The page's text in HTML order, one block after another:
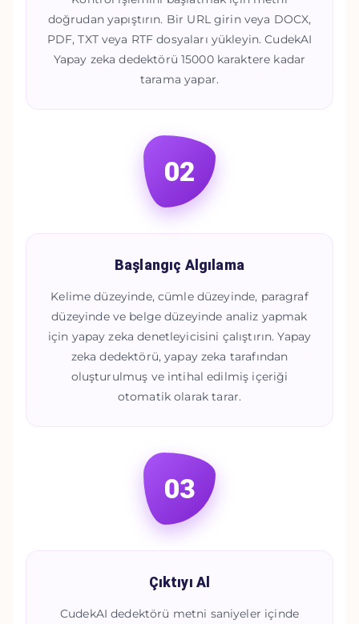
doğrudan yapıştırın. Bir URL girin veya DOCX,
PDF, TXT veya RTF dosyaları yükleyin. CudekAI
Yapay zeka dedektörü 15000 karaktere kadar
tarama yapar.
02
Başlangıç Algılama
Kelime düzeyinde, cümle düzeyinde, paragraf
düzeyinde ve belge düzeyinde analiz yapmak
için yapay zeka denetleyicisini çalıştırın. Yapay
zeka dedektörü, yapay zeka tarafından
oluşturulmuş ve intihal edilmiş içeriği
otomatik olarak tarar.
03
Çıktıyı Al
CudekAI dedektörü metni saniyeler içinde